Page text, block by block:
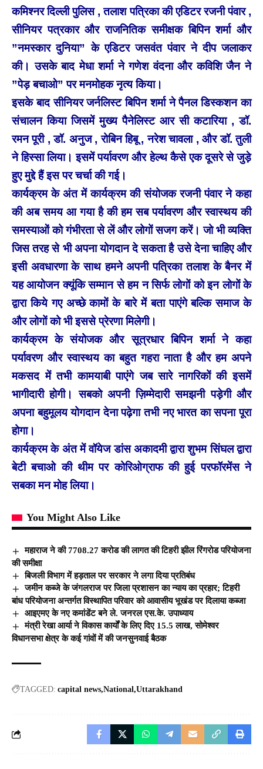
कमिश्नर दिल्ली पुलिस , तलाश पत्रिका की एडिटर रजनी पंवार ,
सीनियर पत्रकार और राजनितिक समीक्षक बिपिन शर्मा और
”नमस्कार दुनिया” के एडिटर जसवंत पंवार ने दीप जलाकर
की। उसके बाद मेधा शर्मा ने गणेश वंदना और कविशि जैन ने
”पेड़ बचाओ” पर मनमोहक नृत्य किया।
इसके बाद सीनियर जर्नलिस्ट बिपिन शर्मा ने पैनल डिस्कशन का
संचालन किया जिसमें मुख्य पैनेलिस्ट आर सी कटारिया , डॉ.
रमन पूरी , डॉ. अनुज , रोबिन हिबू , नरेश चावला , और डॉ. तुली
ने हिस्सा लिया। इसमें पर्यावरण और हेल्थ कैसे एक दूसरे से जुड़े
हुए मुद्दे हैं इस पर चर्चा की गई।
कार्यक्रम के अंत में कार्यक्रम की संयोजक रजनी पंवार ने कहा
की अब समय आ गया है की हम सब पर्यावरण और स्वास्थय की
समस्याओं को गंभीरता से लें और लोगों सजग करें। जो भी व्यक्ति
जिस तरह से भी अपना योगदान दे सकता है उसे देना चाहिए और
इसी अवधारणा के साथ हमने अपनी पत्रिका तलाश के बैनर में
यह आयोजन क्यूंकि सम्मान से हम न सिर्फ लोगों को इन लोगों के
द्वारा किये गए अच्छे कामों के बारे में बता पाएंगे बल्कि समाज के
और लोगों को भी इससे प्रेरणा मिलेगी।
कार्यक्रम के संयोजक और सूत्रधार बिपिन शर्मा ने कहा
पर्यावरण और स्वास्थय का बहुत गहरा नाता है और हम अपने
मकसद में तभी कामयाबी पाएंगे जब सारे नागरिकों की इसमें
भागीदारी होगी। सबको अपनी ज़िम्मेदारी समझनी पड़ेगी और
अपना बहुमूलय योगदान देना पढ़ेगा तभी नए भारत का सपना पूरा
होगा।
कार्यक्रम के अंत में वॉयेज डांस अकादमी द्वारा शुभम सिंघल द्वारा
बेटी बचाओ की थीम पर कोरिओग्राफ की हुई परफॉरमेंस ने
सबका मन मोह लिया।
You Might Also Like
महाराज ने की 7708.27 करोड की लागत की टिहरी झील रिंगरोड परियोजना
की समीक्षा
बिजली विभाग में हड़ताल पर सरकार ने लगा दिया प्रतिबंध
जमीन कब्जे के जंगलराज पर जिला प्रशासन का न्याय का प्रहार; टिहरी
बांध परियोजना अन्तर्गत विस्थापित परिवार को आवासीय भूखंड पर दिलाया कब्जा
आइएमए के नए कमांडेंट बने ले. जनरल एस.के. उपाध्‍याय
मंत्री रेखा आर्या ने विकास कार्यों के लिए दिए 15.5 लाख, सोमेश्वर
विधानसभा क्षेत्र के कई गांवों में की जनसुनवाई बैठक
TAGGED: capital news National Uttarakhand